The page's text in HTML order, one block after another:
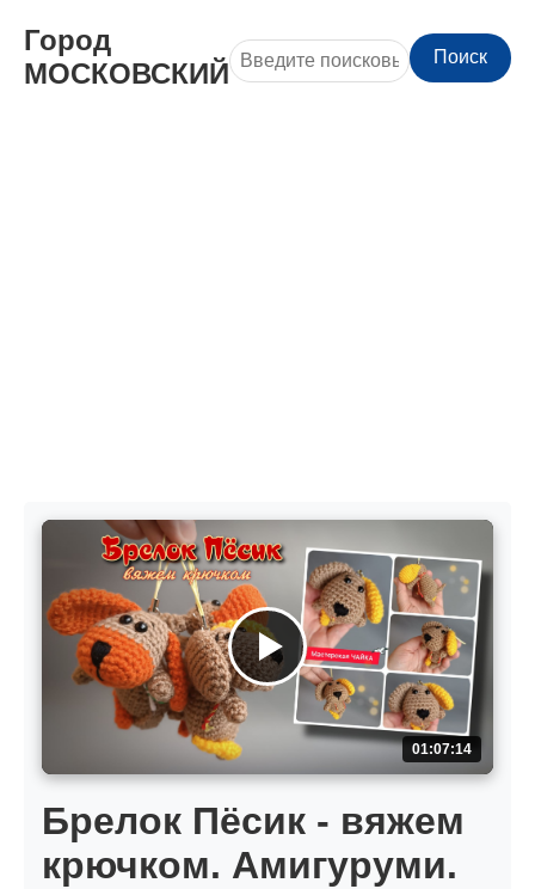
Город
МОСКОВСКИЙ
Поиск
01:07:14
Брелок Пёсик - вяжем
крючком. Амигуруми.